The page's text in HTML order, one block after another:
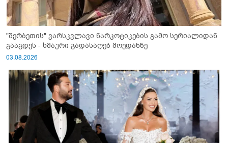
"შერბეთის" ვარსკვლავი ნარკოტიკების გამო სერიალიდან
გააგდეს - ხმაური გადასაღებ მოედანზე
03.08.2026